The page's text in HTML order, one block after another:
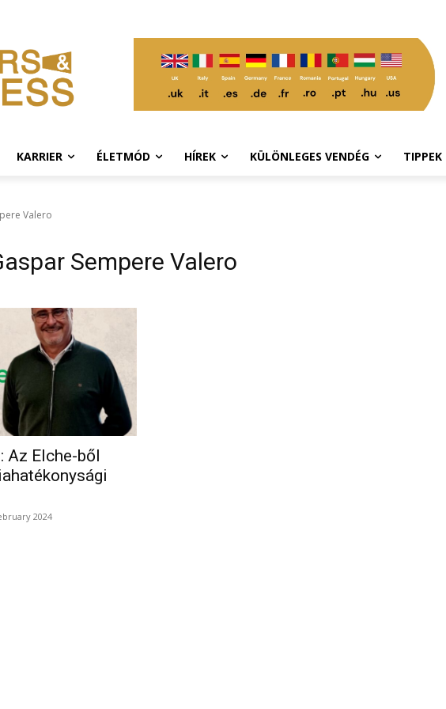
KARRIER ÉLETMÓD HÍREK KÜLÖNLEGES VENDÉG TIPPEK
Valero
Sempere Valero
Az Elche-ből
2024